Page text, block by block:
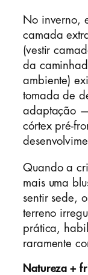
No inverno,
camada
(vestir
da
ambiente)
tomada de
adaptação
córtex pré-
Quando a
mais uma
sentir sede,
terreno
prática,
raramente
Natureza +